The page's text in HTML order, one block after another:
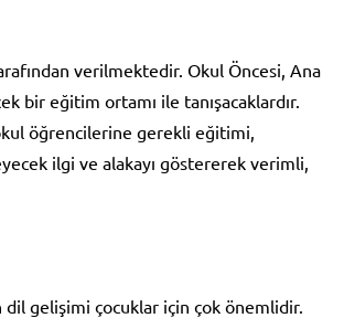
verilmektedir. Okul Öncesi, Ana
bir eğitim ortamı ile tanışacaklardır.
öğrencilerine gerekli eğitimi,
ilgi ve alakayı göstererek verimli,
gelişimi çocuklar için çok önemlidir.